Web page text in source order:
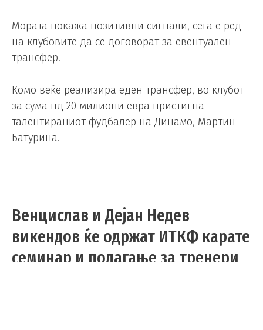
Мората покажа позитивни сигнали, сега е ред
на клубовите да се договорат за евентуален
трансфер.
Комо веќе реализира еден трансфер, во клубот
за сума пд 20 милиони евра пристигна
талентираниот фудбалер на Динамо, Мартин
Батурина.
Венцислав и Дејан Недев
викендов ќе одржат ИТКФ карате
семинар и полагање за тренери